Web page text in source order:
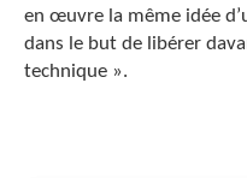
en œuvre la même idée
dans le but de libérer
technique ».